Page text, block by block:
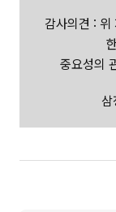
감사의견 : 위
중요성의